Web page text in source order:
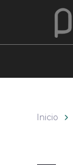
Inicio